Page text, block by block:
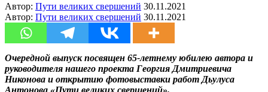
Автор: Пути великих свершений 30.11.2021
Автор: Пути великих свершений 30.11.2021
Очередной выпуск посвящен 65-летнему юбилею автора и
руководителя нашего проекта Георгия Дмитриевича
Никонова и открытию фотовыставки работ Дьулуса
Антонова «Пути великих свершений».